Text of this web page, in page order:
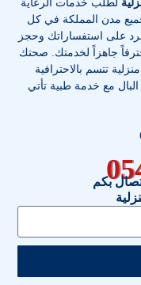
لطلب خدمات الرعاية
مدن المملكة في كل
على استفساراتك وحجز
جاهزاً لخدمتك. صحتك
تتسم بالاحترافية
البال مع خدمة طبية تأتي
بكم